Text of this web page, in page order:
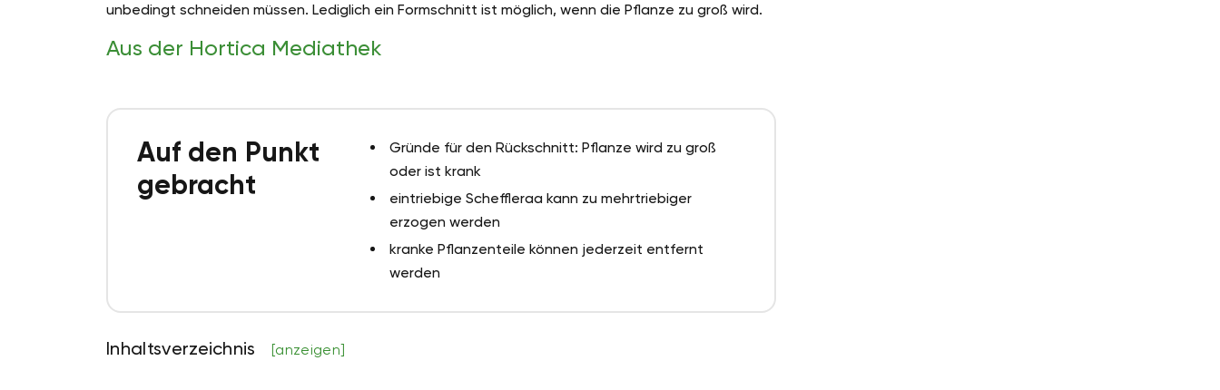
unbedingt schneiden müssen. Lediglich ein Formschnitt ist möglich, wenn die Pflanze zu groß wird.
Aus der Hortica Mediathek
Auf den Punkt
gebracht
Gründe für den Rückschnitt: Pflanze wird zu groß
oder ist krank
eintriebige Scheffleraa kann zu mehrtriebiger
erzogen werden
kranke Pflanzenteile können jederzeit entfernt
werden
Inhaltsverzeichnis [anzeigen]